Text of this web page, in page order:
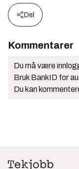
Del
Kommentarer
Du må være
Bruk BankID for
Du kan